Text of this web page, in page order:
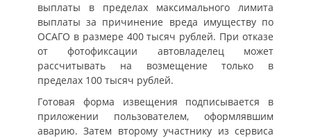
выплаты в пределах максимального лимита
выплаты за причинение вреда имуществу по
ОСАГО в размере 400 тысяч рублей. При отказе
от фотофиксации автовладелец может
рассчитывать на возмещение только в
пределах 100 тысяч рублей.
Готовая форма извещения подписывается в
приложении пользователем, оформлявшим
аварию. Затем второму участнику из сервиса